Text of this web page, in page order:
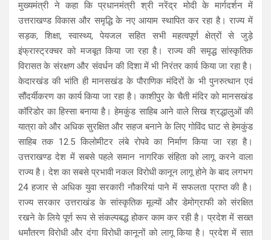
मुख्यमंत्री ने कहा कि प्रधानमंत्री श्री नरेंद्र मोदी के मार्गदर्शन में
उत्तराखण्ड विकास और समृद्धि के नए आयाम स्थापित कर रहा है। राज्य में
सड़क, शिक्षा, स्वास्थ्य, पेयजल सहित सभी महत्वपूर्ण क्षेत्रों से जुड़े
इंफ्रास्ट्रक्चर को मजबूत किया जा रहा है। राज्य की समृद्ध सांस्कृतिक
विरासत के संरक्षण और संवर्धन की दिशा में भी निरंतर कार्य किया जा रहा है।
केदारखंड की भांति ही मानसखंड के पौराणिक मंदिरों के भी पुनरुत्थान एवं
सौंदर्यीकरण का कार्य किया जा रहा है। काशीपुर के चैती मंदिर को मानसखंड
कॉरिडोर का हिस्सा बनाया है। हेमकुंड साहिब आने वाले सिख श्रद्धालुओं की
यात्रा को और अधिक सुरक्षित और सहज बनाने के लिए गोविंद घाट से हेमकुंड
साहिब तक 12.5 किलोमीटर लंबे रोपवे का निर्माण किया जा रहा है।
उत्तराखण्ड देश में सबसे पहले समान नागरिक संहिता को लागू करने वाला
राज्य है। देश का सबसे प्रभावी नकल विरोधी कानून लागू होने के बाद लगभग
24 हजार से अधिक युवा सरकारी नौकरियां पाने में सफलता प्राप्त की है।
राज्य सरकार उत्तराखंड के सांस्कृतिक मूल्यों और डेमोग्राफी को संरक्षित
रखने के लिये पूर्ण रूप से संकल्पबद्ध होकर काम कर रही है। प्रदेश में सख्त
धर्मांतरण विरोधी और दंगा विरोधी कानूनों को लागू किया है। प्रदेश में सात